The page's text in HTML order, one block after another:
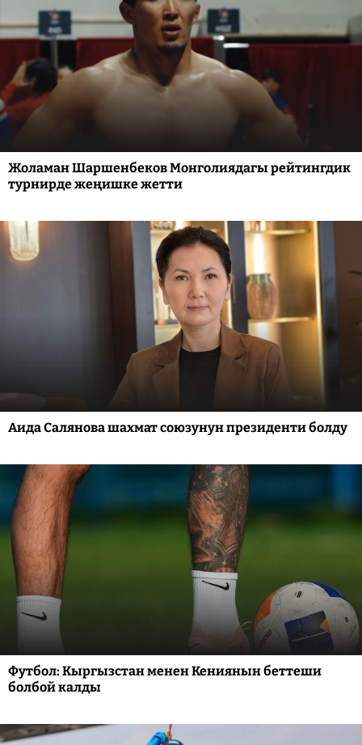
Жоламан Шаршенбеков Монголиядагы рейтингдик
турнирде жеңишке жетти
Аида Салянова шахмат союзунун президенти болду
Футбол: Кыргызстан менен Кениянын беттеши
болбой калды